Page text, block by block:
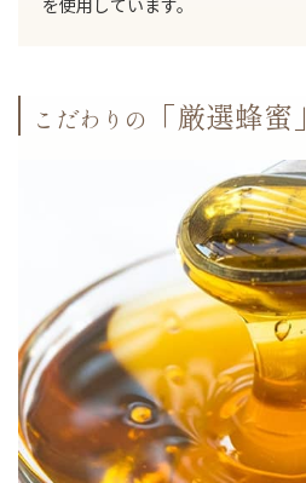
を使用しています。
こだわりの 「厳選蜂蜜」